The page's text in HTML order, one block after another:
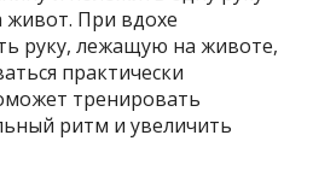
живот. При вдохе
руку, лежащую на животе,
практически
тренировать
ритм и увеличить